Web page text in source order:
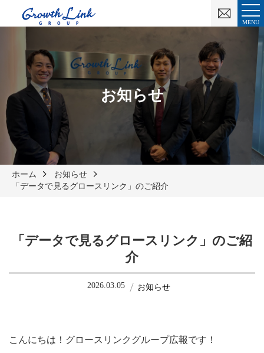
MENU
い
お知らせ
ホーム
お知らせ
「データで見るグロースリンク」のご紹介
「データで見るグロースリンク」のご紹
介
2026.03.05 お知らせ
こんにちは！グロースリンクグループ広報です！